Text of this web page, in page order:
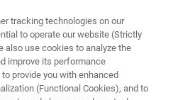
tracking technologies on our
to operate our website (Strictly
also use cookies to analyze the
improve its performance
provide you with enhanced
(Functional Cookies), and to